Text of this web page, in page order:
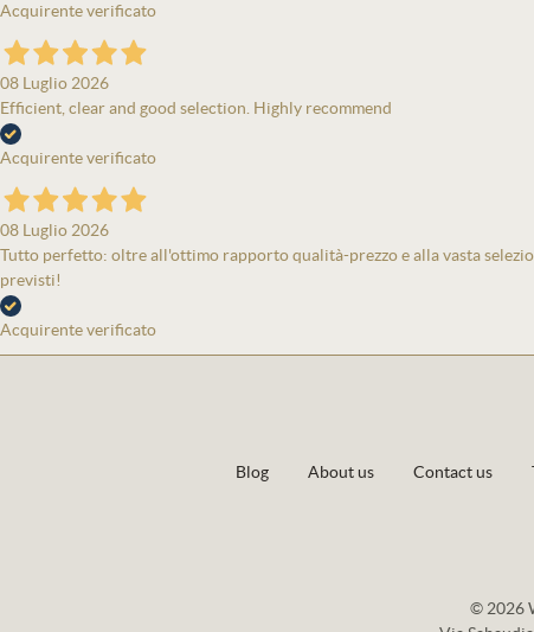
Acquirente verificato
08 Luglio 2026
Efficient, clear and good selection. Highly recommend
Acquirente verificato
08 Luglio 2026
Tutto perfetto: oltre all'ottimo rapporto qualità-prezzo e alla vasta
previsti!
Acquirente verificato
Blog About us Contact us
© 2026